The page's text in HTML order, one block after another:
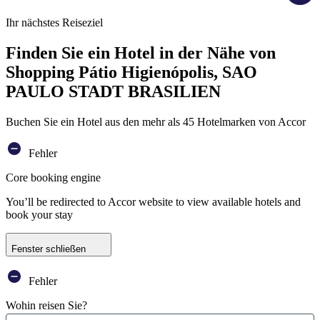
Ihr nächstes Reiseziel
Finden Sie ein Hotel in der Nähe von
Shopping Pátio Higienópolis, SAO
PAULO STADT BRASILIEN
Buchen Sie ein Hotel aus den mehr als 45 Hotelmarken von Accor
Fehler
Core booking engine
You’ll be redirected to Accor website to view available hotels and
book your stay
Fenster schließen
Fehler
Wohin reisen Sie?